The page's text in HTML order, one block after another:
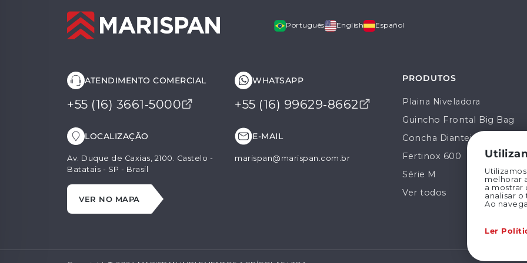
melhorar
a mostrar
analisar
Ao
Ler
Português English Español
ATENDIMENTO COMERCIAL
+55 (16) 3661-5000
LOCALIZAÇÃO
Av. Duque de Caxias, 2100. Castelo -
Batatais - SP - Brasil
VER NO MAPA
WHATSAPP
+55 (16) 99629-8662
E-MAIL
marispan@marispan.com.br
PRODUTOS
Plaina Niveladora
Guincho Frontal Big Bag
Concha Dianteira
Fertinox 600
Série M
Ver todos